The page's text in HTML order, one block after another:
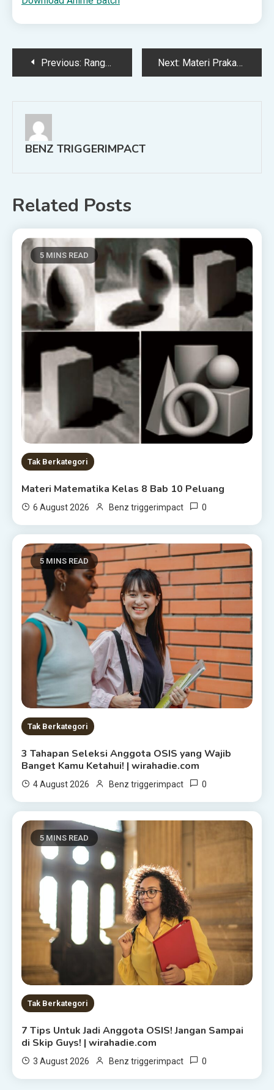
PostPrevious: Rangkuman Materi Matematika Kelas 7 Bab 2 Himpunan Next: Materi Prakarya Kelas 8 Bab 5 Pengolahan Hasil Samping Serealia, Kacang kacangan, dan Umbi Menjadi Produk Pangan | wirahadie.com
BENZ TRIGGERIMPACT
Related Posts
5 MINS READ
Tak Berkategori
Materi Matematika Kelas 8 Bab 10 Peluang
6 August 2026 Benz triggerimpact 0
5 MINS READ
Tak Berkategori
3 Tahapan Seleksi Anggota OSIS yang Wajib
Banget Kamu Ketahui! | wirahadie.com
4 August 2026 Benz triggerimpact 0
5 MINS READ
Tak Berkategori
7 Tips Untuk Jadi Anggota OSIS! Jangan Sampai
di Skip Guys! | wirahadie.com
3 August 2026 Benz triggerimpact 0